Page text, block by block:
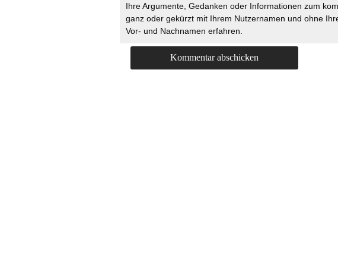
Ihre Argumente, Gedanken oder Informationen zum
ganz oder gekürzt mit Ihrem Nutzernamen und ohne
Vor- und Nachnamen erfahren.